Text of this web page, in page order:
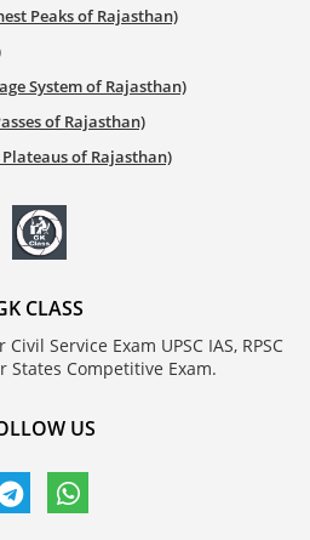
Peaks of Rajasthan)
System of Rajasthan)
of Rajasthan)
Plateaus of Rajasthan)
CLASS
Service Exam UPSC IAS, RPSC
States Competitive Exam.
US